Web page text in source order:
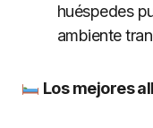
huéspedes
ambiente
Los mejores